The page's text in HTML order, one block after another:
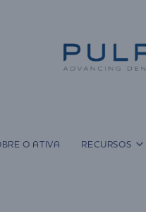
O ATIVA RECURSOS